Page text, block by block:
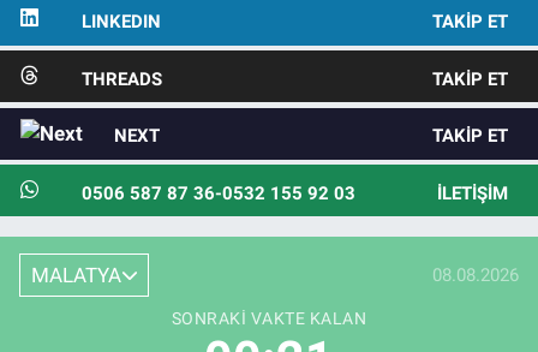
LINKEDIN TAKIP ET
THREADS TAKIP ET
NEXT TAKIP ET
0506 587 87 36-0532 155 92 03 İLETIŞIM
MALATYA 08.08.2026
SONRAKI VAKTE KALAN